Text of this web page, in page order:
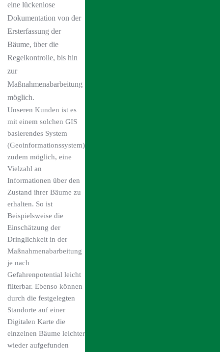
eine lückenlose
Dokumentation von der
Ersterfassung der
Bäume, über die
Regelkontrolle, bis hin
zur
Maßnahmenabarbeitung
möglich.
Unseren Kunden ist es
mit einem solchen GIS
basierendes System
(Geoinformationssystem)
zudem möglich, eine
Vielzahl an
Informationen über den
Zustand ihrer Bäume zu
erhalten. So ist
Beispielsweise die
Einschätzung der
Dringlichkeit in der
Maßnahmenabarbeitung
je nach
Gefahrenpotential leicht
filterbar. Ebenso können
durch die festgelegten
Standorte auf einer
Digitalen Karte die
einzelnen Bäume leichter
wieder aufgefunden